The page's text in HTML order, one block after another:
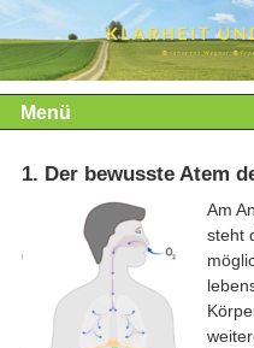
Menü
1. Der bewusste Atem
Am
steht